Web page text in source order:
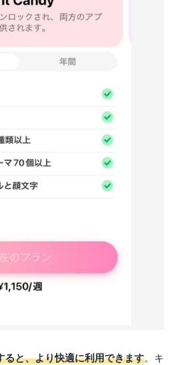
ると、より快適に利用できます。キ